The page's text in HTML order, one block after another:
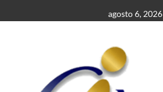
al
agosto 6, 2026